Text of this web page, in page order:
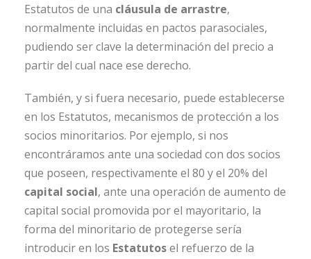
Estatutos de una cláusula de arrastre,
normalmente incluidas en pactos parasociales,
pudiendo ser clave la determinación del precio a
partir del cual nace ese derecho.
También, y si fuera necesario, puede establecerse
en los Estatutos, mecanismos de protección a los
socios minoritarios. Por ejemplo, si nos
encontráramos ante una sociedad con dos socios
que poseen, respectivamente el 80 y el 20% del
capital social, ante una operación de aumento de
capital social promovida por el mayoritario, la
forma del minoritario de protegerse sería
introducir en los Estatutosel refuerzo de la